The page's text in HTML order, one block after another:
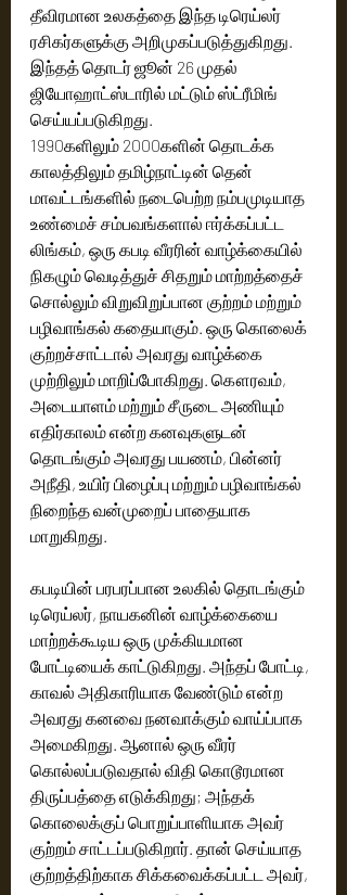
தீவிரமான உலகத்தை இந்த டிரெய்லர்
ரசிகர்களுக்கு அறிமுகப்படுத்துகிறது.
இந்தத் தொடர் ஜூன் 26 முதல்
ஜியோஹாட்ஸ்டாரில் மட்டும் ஸ்ட்ரீமிங்
செய்யப்படுகிறது.
1990களிலும் 2000களின் தொடக்க
காலத்திலும் தமிழ்நாட்டின் தென்
மாவட்டங்களில் நடைபெற்ற நம்பமுடியாத
உண்மைச் சம்பவங்களால் ஈர்க்கப்பட்ட
லிங்கம், ஒரு கபடி வீரரின் வாழ்க்கையில்
நிகழும் வெடித்துச் சிதறும் மாற்றத்தைச்
சொல்லும் விறுவிறுப்பான குற்றம் மற்றும்
பழிவாங்கல் கதையாகும். ஒரு கொலைக்
குற்றச்சாட்டால் அவரது வாழ்க்கை
முற்றிலும் மாறிப்போகிறது. கௌரவம்,
அடையாளம் மற்றும் சீருடை அணியும்
எதிர்காலம் என்ற கனவுகளுடன்
தொடங்கும் அவரது பயணம், பின்னர்
அநீதி, உயிர் பிழைப்பு மற்றும் பழிவாங்கல்
நிறைந்த வன்முறைப் பாதையாக
மாறுகிறது.
கபடியின் பரபரப்பான உலகில் தொடங்கும்
டிரெய்லர், நாயகனின் வாழ்க்கையை
மாற்றக்கூடிய ஒரு முக்கியமான
போட்டியைக் காட்டுகிறது. அந்தப் போட்டி,
காவல் அதிகாரியாக வேண்டும் என்ற
அவரது கனவை நனவாக்கும் வாய்ப்பாக
அமைகிறது. ஆனால் ஒரு வீரர்
கொல்லப்படுவதால் விதி கொடூரமான
திருப்பத்தை எடுக்கிறது; அந்தக்
கொலைக்குப் பொறுப்பாளியாக அவர்
குற்றம் சாட்டப்படுகிறார். தான் செய்யாத
குற்றத்திற்காக சிக்கவைக்கப்பட்ட அவர்,